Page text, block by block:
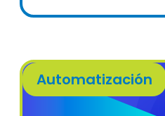
Automatización